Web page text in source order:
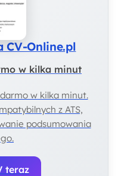
CV-Online.pl
w kilka minut
w kilka minut.
z ATS,
podsumowania
teraz